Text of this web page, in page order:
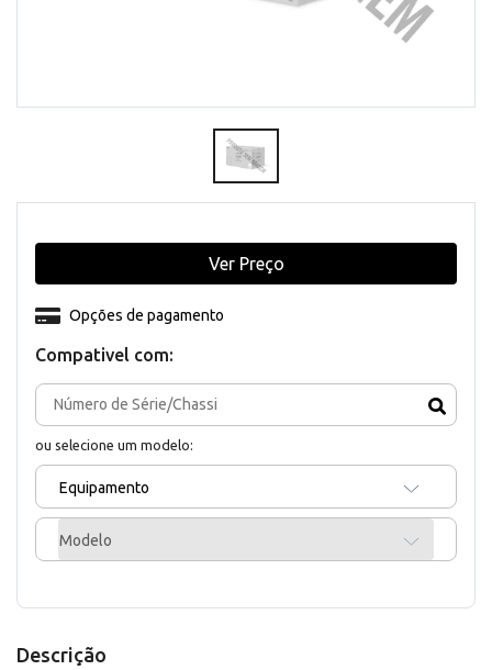
Compativel com:
ou selecione um modelo:
Equipamento
Modelo
Opções de pagamento
Ver Preço
Descrição